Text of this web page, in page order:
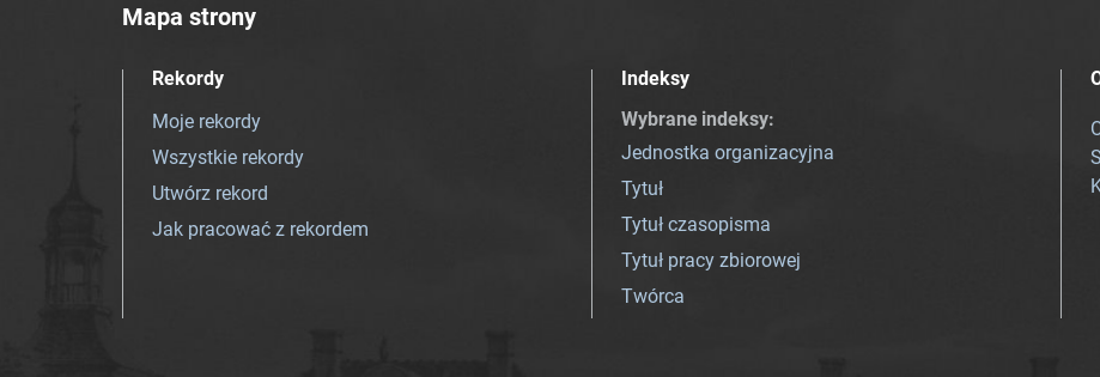
Mapa strony
Rekordy
Moje rekordy
Wszystkie rekordy
Utwórz rekord
Jak pracować z rekordem
Indeksy
Wybrane indeksy:
Jednostka organizacyjna
Tytuł
Tytuł czasopisma
Tytuł pracy zbiorowej
Twórca